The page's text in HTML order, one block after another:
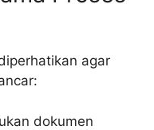
agar
dokumen